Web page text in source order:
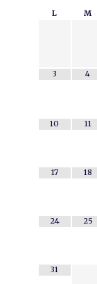
L M
3 4
10 11
17 18
24 25
31